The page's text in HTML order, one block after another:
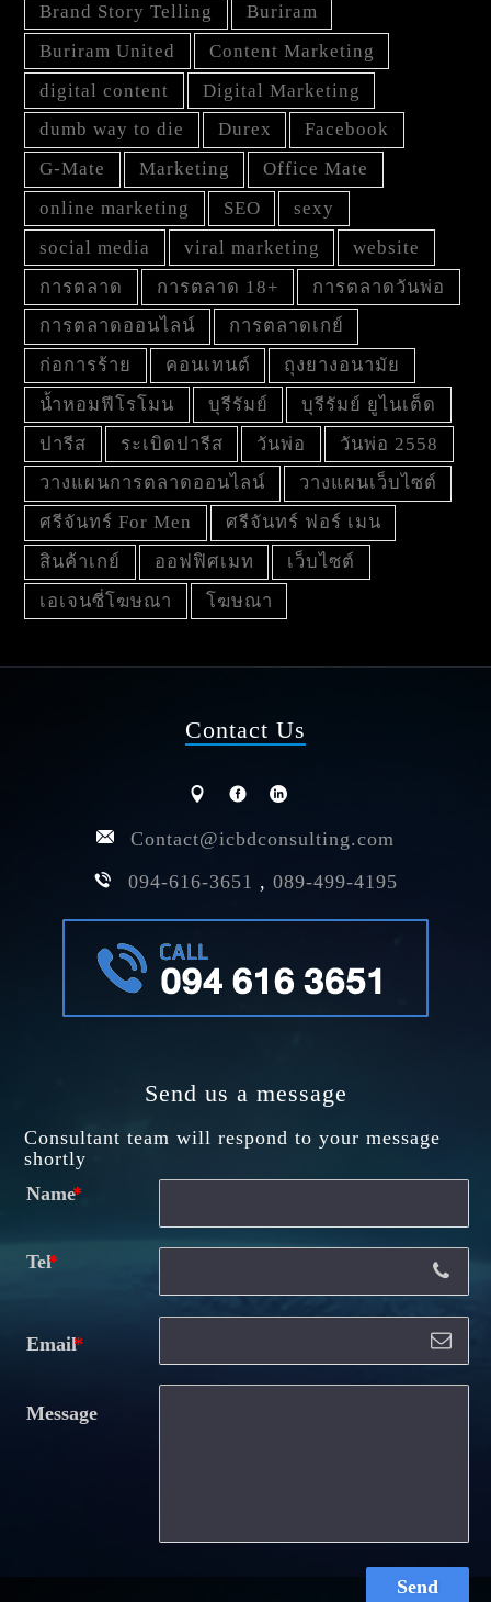
Brand Story Telling
Buriram
Buriram United
Content Marketing
digital content
Digital Marketing
dumb way to die
Durex
Facebook
G-Mate
Marketing
Office Mate
online marketing
SEO
sexy
social media
viral marketing
website
การตลาด
การตลาด 18+
การตลาดวันพ่อ
การตลาดออนไลน์
การตลาดเกย์
ก่อการร้าย
คอนเทนต์
ถุงยางอนามัย
น้ำหอมฟีโรโมน
บุรีรัมย์
บุรีรัมย์ ยูไนเต็ด
ปารีส
ระเบิดปารีส วันพ่อ
วันพ่อ 2558
วางแผนการตลาดออนไลน์
วางแผนเว็บไซต์
ศรีจันทร์ For Men
ศรีจันทร์ ฟอร์ เมน
สินค้าเกย์
ออฟฟิศเมท
เว็บไซต์
เอเจนซี่โฆษณา
โฆษณา
Contact Us
Contact@icbdconsulting.com
094-616-3651 , 089-499-4195
Send us a message
Consultant team will respond to your message
shortly
Name
Tel
Email
Message
Send